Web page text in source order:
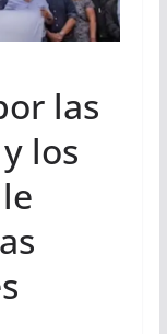
las
los